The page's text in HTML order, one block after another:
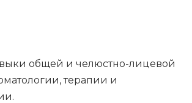
общей и челюстно-лицевой
терапии и